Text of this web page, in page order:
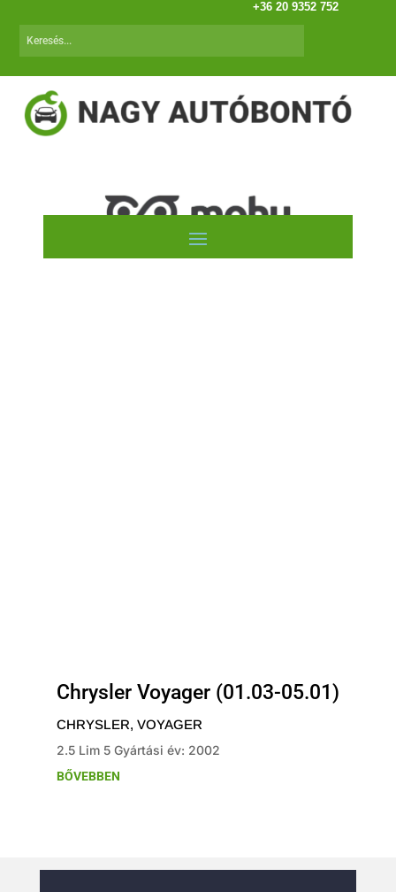
+36 20 9352 752
Chrysler Voyager (01.03-05.01)
CHRYSLER, VOYAGER
2.5 Lim 5 Gyártási év: 2002
BŐVEBBEN